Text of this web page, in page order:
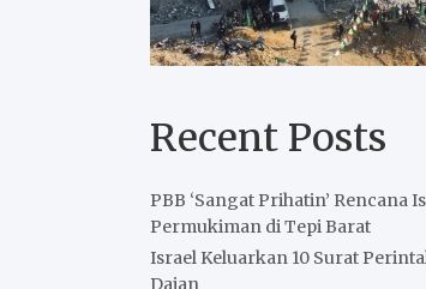
Recent Posts
PBB ‘Sangat Prihatin’ Rencana
Permukiman di Tepi Barat
Israel Keluarkan 10 Surat
Dajan